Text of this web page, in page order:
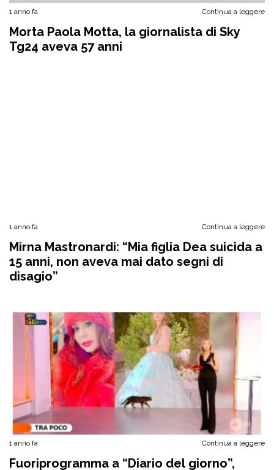
1 anno fa Continua a leggere
Morta Paola Motta, la giornalista di Sky
Tg24 aveva 57 anni
1 anno fa Continua a leggere
Mirna Mastronardi: “Mia figlia Dea suicida a
15 anni, non aveva mai dato segni di
disagio”
1 anno fa Continua a leggere
Fuoriprogramma a “Diario del giorno”,